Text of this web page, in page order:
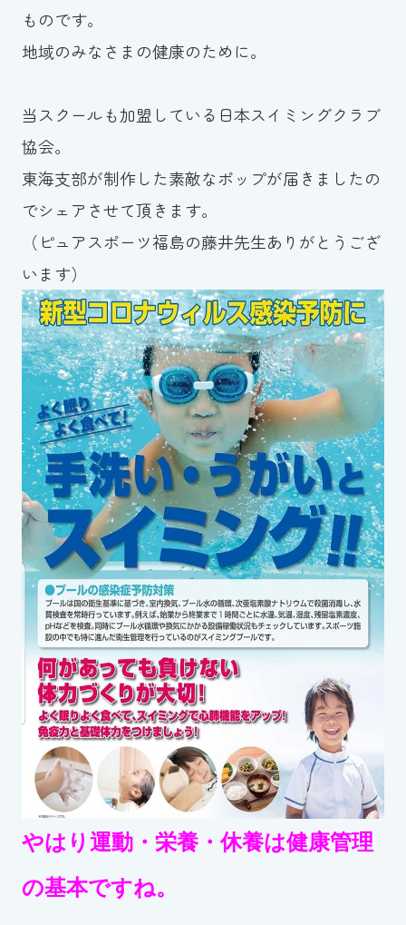
ものです。
地域のみなさまの健康のために。
当スクールも加盟している日本スイミングクラブ
協会。
東海支部が制作した素敵なポップが届きましたの
でシェアさせて頂きます。
（ピュアスポーツ福島の藤井先生ありがとうござ
います）
やはり運動・栄養・休養は健康管理
の基本ですね。